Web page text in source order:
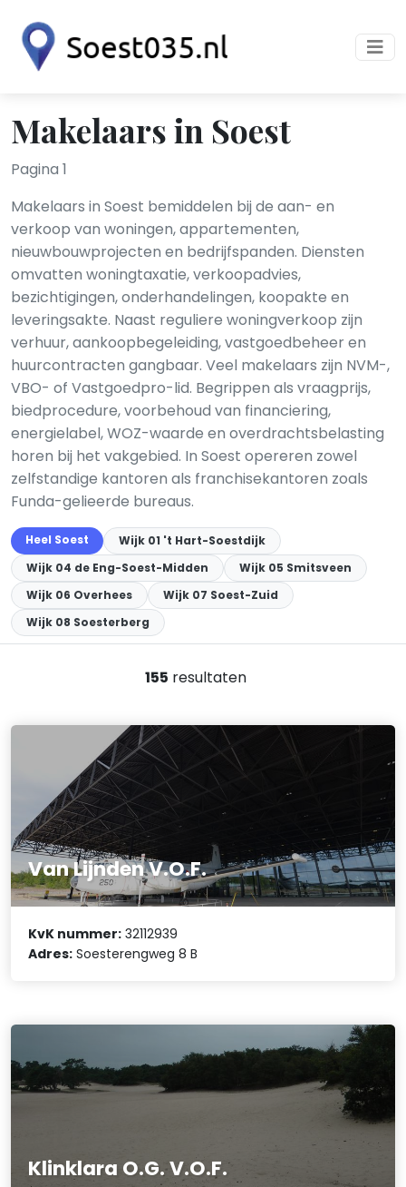
Makelaars in Soest
Pagina 1
Makelaars in Soest bemiddelen bij de aan- en
verkoop van woningen, appartementen,
nieuwbouwprojecten en bedrijfspanden. Diensten
omvatten woningtaxatie, verkoopadvies,
bezichtigingen, onderhandelingen, koopakte en
leveringsakte. Naast reguliere woningverkoop zijn
verhuur, aankoopbegeleiding, vastgoedbeheer en
huurcontracten gangbaar. Veel makelaars zijn NVM-,
VBO- of Vastgoedpro-lid. Begrippen als vraagprijs,
biedprocedure, voorbehoud van financiering,
energielabel, WOZ-waarde en overdrachtsbelasting
horen bij het vakgebied. In Soest opereren zowel
zelfstandige kantoren als franchisekantoren zoals
Funda-gelieerde bureaus.
Heel Soest
Wijk 01 't Hart-Soestdijk
Wijk 04 de Eng-Soest-Midden
Wijk 05 Smitsveen
Wijk 06 Overhees
Wijk 07 Soest-Zuid
Wijk 08 Soesterberg
155 resultaten
Van Lijnden V.O.F.
KvK nummer: 32112939
Adres: Soesterengweg 8 B
Klinklara O.G. V.O.F.